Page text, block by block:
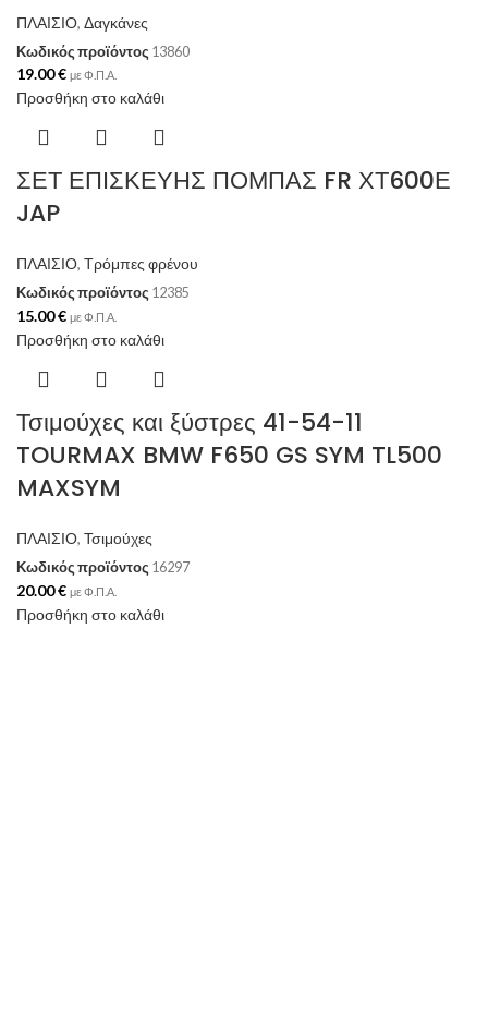
ΠΛΑΙΣΙΟ, Δαγκάνες
Κωδικός προϊόντος 13860
19.00€ με Φ.Π.Α.
Προσθήκη στο καλάθι
ΣΕΤ ΕΠΙΣΚΕΥΗΣ ΠΟΜΠΑΣ FR ΧΤ600Ε
JAP
ΠΛΑΙΣΙΟ, Τρόμπες φρένου
Κωδικός προϊόντος 12385
15.00€ με Φ.Π.Α.
Προσθήκη στο καλάθι
Τσιμούχες και ξύστρες 41-54-11
TOURMAX BMW F650 GS SYM TL500
MAXSYM
ΠΛΑΙΣΙΟ, Τσιμούχες
Κωδικός προϊόντος 16297
20.00€ με Φ.Π.Α.
Προσθήκη στο καλάθι